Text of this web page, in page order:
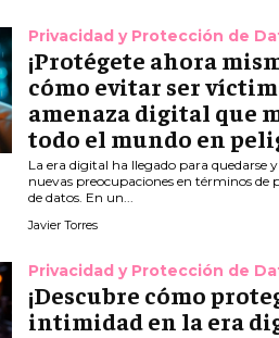
Privacidad y Protección de
¡Protégete ahora
cómo evitar ser
amenaza digital que
todo el mundo en
La era digital ha llegado para quedarse
nuevas preocupaciones en términos de
de datos. En un...
Javier Torres
Privacidad y Protección de
¡Descubre cómo
intimidad en la era